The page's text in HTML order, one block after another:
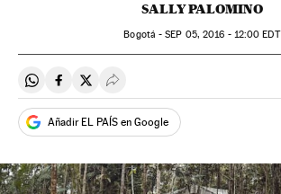
SALLY PALOMINO
Bogotá -SEP 05, 2016 - 12:00 EDT
Compartir en Whatsapp
Compartir en Facebook
Compartir en Twitter
Desplegar Redes Sociales
Añadir EL PAÍS en Google